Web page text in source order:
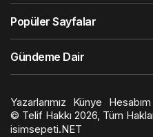
Popüler Sayfalar
Gündeme Dair
Yazarlarımız Künye Hesabım
© Telif Hakkı 2026, Tüm
isimsepeti.NET